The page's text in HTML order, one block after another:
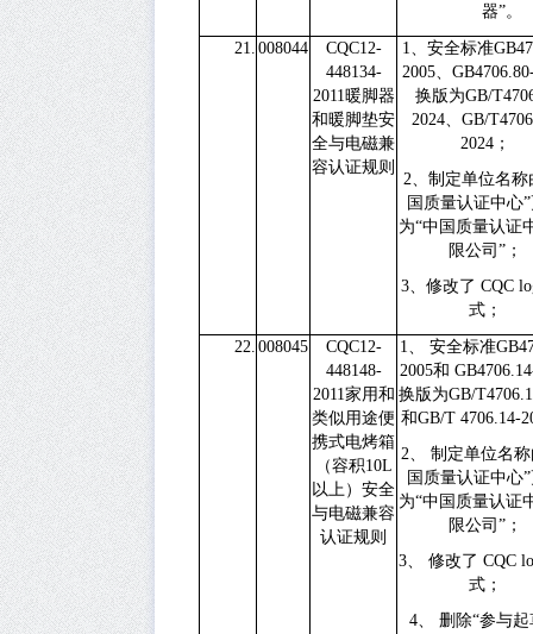
器”。
21. 008044
CQC12-
448134-
2011暖脚器
和暖脚垫安
全与电磁兼
容认证规则
1 、安全标准
2005
换版为GB/
2024、 GB/
2024 ；
2 、制定单位名称
国质量认证中心
为“中国质量认证
限公司”；
3 、修改了 CQC
式；
22. 008045
CQC12-
448148-
2011家用和
类似用途便
携式电烤箱
（容积10L
以上）安全
与电磁兼容
认证规则
1、 安全标准
2005和
换版为GB/
和GB/T 4706.14-
2、 制定单位名称
国质量认证中心
为“中国质量认证
限公司”；
3、 修改了 CQC
式；
4、 删除“参与起